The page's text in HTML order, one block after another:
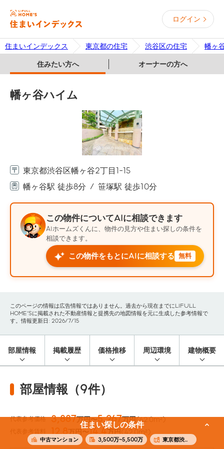
ログイン
住まいインデックス 東京都の住宅 渋谷区の住宅 幡ヶ
住みたい方へ オーナーの方へ
住まい探しの条件
中古マンション 3,500万~5,500万 東京都渋谷区
幡ヶ谷ハイム
東京都渋谷区幡ヶ谷2丁目1-15
幡ヶ谷駅 徒歩8分
笹塚駅 徒歩10分
この物件についてAIに相談できます
AIホームズくんに、物件の見方や住まい探しの条件を
相談できます。
この物件をもとにAIに相談する 無料
このページの情報は広告情報ではありません。過去から現在までにLIFULL
HOME'Sに掲載された不動産情報と提携先の地図情報を元に生成した参考情報で
す。情報更新日: 2026/7/15
部屋情報 掲載履歴 価格推移 周辺環境 建物概要
部屋情報（9件）
代表参考価格 3,887万円〜5,267万円(42.0m²)
12.8 14.4